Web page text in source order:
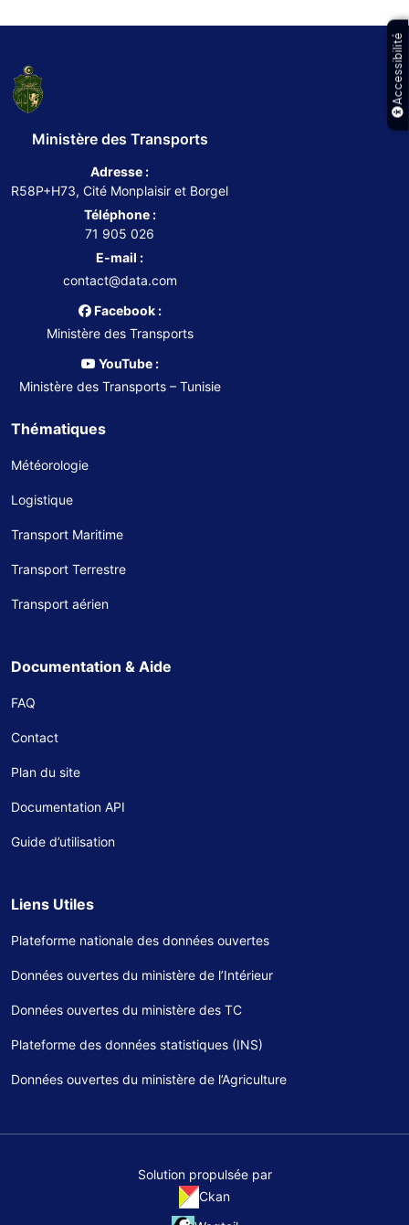
Accessibilité
Ministère des Transports
Adresse :
R58P+H73, Cité Monplaisir et Borgel
Téléphone :
71 905 026
E-mail :
contact@data.com
Facebook :
Ministère des Transports
YouTube :
Ministère des Transports – Tunisie
Thématiques
Météorologie
Logistique
Transport Maritime
Transport Terrestre
Transport aérien
Documentation & Aide
FAQ
Contact
Plan du site
Documentation API
Guide d’utilisation
Liens Utiles
Plateforme nationale des données ouvertes
Données ouvertes du ministère de l’Intérieur
Données ouvertes du ministère des TC
Plateforme des données statistiques (INS)
Données ouvertes du ministère de l’Agriculture
Solution propulsée par
Ckan